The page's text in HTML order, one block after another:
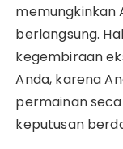
memungkinkan
berlangsung.
kegembiraan
Anda, karena
permainan
keputusan